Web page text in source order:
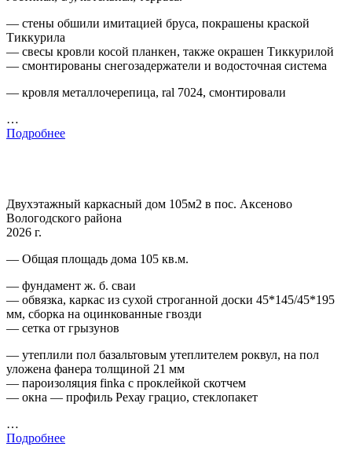
— стены обшили имитацией бруса, покрашены краской
Тиккурила
— свесы кровли косой планкен, также окрашен Тиккурилой
— смонтированы снегозадержатели и водосточная система
— кровля металлочерепица, ral 7024, смонтировали
…
Подробнее
Двухэтажный каркасный дом 105м2 в пос. Аксеново
Вологодского района
2026 г.
— Общая площадь дома 105 кв.м.
— фундамент ж. б. сваи
— обвязка, каркас из сухой строганной доски 45*145/45*195
мм, сборка на оцинкованные гвозди
— сетка от грызунов
— утеплили пол базальтовым утеплителем роквул, на пол
уложена фанера толщиной 21 мм
— пароизоляция finka с проклейкой скотчем
— окна — профиль Рехау грацио, стеклопакет
…
Подробнее